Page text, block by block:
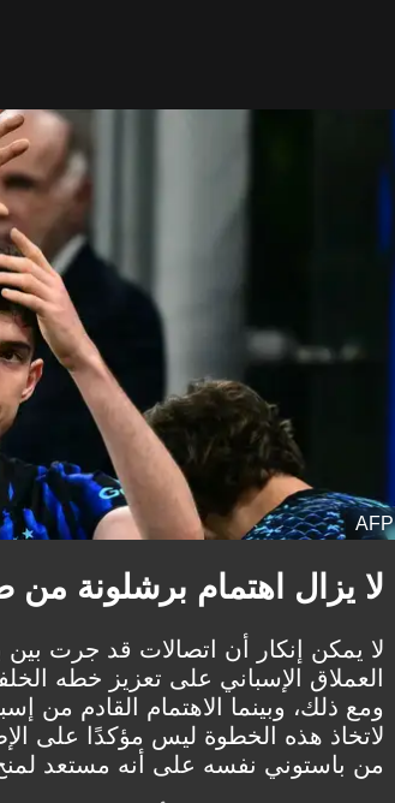
AFP
لا يزال اهتمام برشلونة
لا يمكن إنكار أن اتصالات قد جرت
العملاق الإسباني على تعزيز خطه
ومع ذلك، وبينما الاهتمام القادم من
لاتخاذ هذه الخطوة ليس مؤكدًا على
من باستوني نفسه على أنه مستعد لمنح